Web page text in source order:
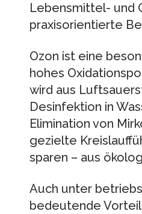
Lebensmittel- und
praxisorientierte
Ozon ist eine
hohes
wird aus
Desinfektion in
Elimination von
gezielte
sparen – aus
Auch unter
bedeutende